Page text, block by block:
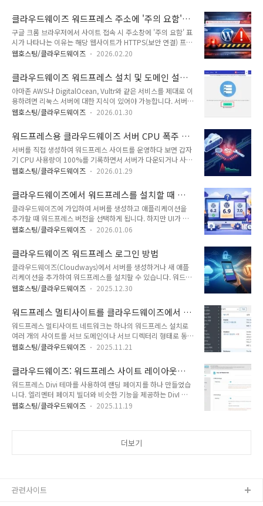
의 새 비밀번호 섹션에서 새 비밀번호 설정 버튼을 눌러 비밀번
호를 변경할 수 있습니다.관리자 비밀번호를 분실한..
버는 삭제되고 워드프레스 사이트에 접속할 수 없게 됩니다.체험
기간이 만료되면 서버가 삭제되고 'Your Flexible Trial Period
has Expired' 화면이 표시되게 됩니다. 계속 사용하려는 경우
Get Full Access 버튼을 눌러 주소와 신용카드 등의 정보를 입력
하고 서버를 복구할 수 있습니다. 삭제된 서버는 14일 정도 유지
복원이 불가능하게 됩니다.📍 클라우드웨이즈 할..
클라우드웨이즈 워드프레스 주소에 '주의 요함'
경고가 표시되는 경우
구글 크롬 브라우저에서 사이트 접속 시 주소창에 '주의 요함' 표
시가 나타나는 이유는 해당 웹사이트가 HTTPS(보안 연결) 프로
토콜을 사용하지 않고 HTTP(비암호화 연결)를 통해 접속되기
를 운영하는 경우 무료 Let's Encrypt SSL 인증서를 설치하고
사이트 주소를 HTTPS로 변경하면 '주의 요함' 경고가 사라질 것
입니다. 여전히 이 경고가 표시된다면 HTTP 리디렉션 옵션이 활
성화되어 있는지 체크해 보시기 바랍니다.📍 클라우드웨이즈 할
인 프로모 코드 & 가입 방법 (+45% 쿠폰)클라우드웨이즈
경우 해결 방법크롬 브라우저에서 HTTP 주소로 접속하면 '주의
요함' ..
웹호스팅/클라우드웨이즈 2026.02.20
클라우드웨이즈 워드프레스 설치 및 도메인 설정
방법 (60% 쿠폰)
아마존 AWS나 DigitalOcean, Vultr와 같은 서비스를 제대로 이
용하려면 리눅스 서버에 대한 지식이 있어야 가능합니다. 서버에
대한 지식 없이 AWS 등을 사용하다 심한 스트레스를 받고 다른
(Cloudways)를 이용하면 AWS나 Vultr 서버에서 보다 수월하
게 워드프레스를 운영할 수 있습니다.이 글에서는 클라우드웨이
즈에서 워드프레스를 설치하고 도메인을 설정하는 방법에 대하
여 살펴보겠습니다. 참고로 가성비 좋은 웹호스팅을 원하는 경우
우리나라에서 최근 사용자가 증가하고 있는 FastComet이나 케
멧은 블루호스트와 비슷한 레벨의 웹호스팅 업체이며 도쿄 리전
을 선택할 수 있..
웹호스팅/클라우드웨이즈 2026.01.30
워드프레스용 클라우드웨이즈 서버 CPU 폭주 원
인 분석과 최적화 가이드
서버를 직접 생성하여 워드프레스 사이트를 운영하다 보면 갑자
기 CPU 사용량이 100%를 기록하면서 서버가 다운되거나 사이
트 속도가 느려지는 문제가 드물게 발생할 수 있습니다. 이 경우
우드웨이즌(Cloudways)는 24시간 연중무휴 라이브 채팅을 통
해 서버 문제와 워드프레스 문제에 대한 지원을 제공합니다. 클
라우드웨이즈를 이용한다면 먼저 라이브 챗으로 고객지원센터
로 연락하여 문제의 원인에 대하여 문의해 볼 수 있습니다. 문제
의 원인을 파악하면 해결 방법을 결정할 수 있습니다.📍 클라우
스용 클라우드웨이즈 서버 CPU 폭주 원인 분석과 최적화 가이
드클라우드웨이즈에서 운영 중인 ..
웹호스팅/클라우드웨이즈 2026.01.29
클라우드웨이즈에서 워드프레스를 설치할 때 어
떤 버전을 선택해야 할까?
클라우드웨이즈에 가입하여 서버를 생성하고 애플리케이션을
추가할 때 워드프레스 버전을 선택하게 됩니다. 하지만 UI가 바
뀌면서 과거 인터페이스에 기반하여 작성된 글을 보는 사용자들
도 합니다. 클라우드웨이즈에서 워드프레스를 설치할 때 어떤 것
을 선택해야 하는지에 대하여 살펴보겠습니다.📍 클라우드웨이
즈 할인 프로모 코드 & 가입 방법 (+45% 쿠폰)클라우드웨이즈
에서 워드프레스를 설치할 때 무엇을 선택해야 할까?워드프레스
관련 네이버 카페에 다음과 같은 질문이 올라왔네요.클라우드웨
하여 각각 다른 도메인을 연결하여 운영할 수 있습니다. 애플리
케이션을 추가할 때 워드프레스 버전을 선택하게 되는..
웹호스팅/클라우드웨이즈 2026.01.06
클라우드웨이즈 워드프레스 로그인 방법
클라우드웨이즈(Cloudways)에서 서버를 생성하거나 새 애플
리케이션을 추가하여 워드프레스를 설치할 수 있습니다. 워드프
레스가 생성되면 애플리케이션 관리 페이지의 Access Details
정보를 확인할 수 있습니다. 일반적으로 계정 이메일 주소가 사
용자명(Username)으로 설정되고 비밀번호는 램덤하게 생성됩
니다. 비밀번호는 Access Details 섹션에서 변경하거나 관리자
페이지에 로그인한 후에 사용자 프로필에서 변경이 가능합니다.
📍 클라우드웨이즈 할인 프로모 코드 & 가입 방법 (+45% 할인
서 서버를 추가하면 워드프레스(애플리케이션)가 자동으로 함께
설치됩니다. 여러 개의..
웹호스팅/클라우드웨이즈 2025.12.30
워드프레스 멀티사이트를 클라우드웨이즈에서 케
미클라우드로 이전
워드프레스 멀티사이트 네트워크는 하나의 워드프레스 설치로
여러 개의 사이트를 서브 도메인이나 서브 디렉터리 형태로 동시
에 운영하고 관리할 수 있는 기능으로, 플러그인과 테마를 공유
10개 또는 수 십 개를 제작하여 운영하려는 경우 멀티사이트를
이용하면 사이트 제작 시간과 관리 노력을 크게 절감할 수 있습
니다.클라우드웨이즈에서는 와일드카드 도메인으로 연결하여
쉽게 서브도메인 사이트들을 멀티사이트 네트워크로 연결하여
관리할 수 있습니다. 클라우드웨이즈(Cloudways)에서 워드프
웹호스팅/클라우드웨이즈 2025.11.21
클라우드웨이즈: 워드프레스 사이트 레이아웃이
깨지는 경우
워드프레스 Divi 테마를 사용하여 랜딩 페이지를 하나 만들었습
니다. 엘리멘터 페이지 빌더와 비슷한 기능을 제공하는 DivI 빌
더가 탑재된 Divi 테마는 레이아웃을 조합하여 쉽게 랜딩 페이지
그인 설정에 문제가 있을 수 있습니다. 클라우드웨이즈의 경우
트 상태로 접속하면..
웹호스팅/클라우드웨이즈 2025.11.19
더보기
관련사이트